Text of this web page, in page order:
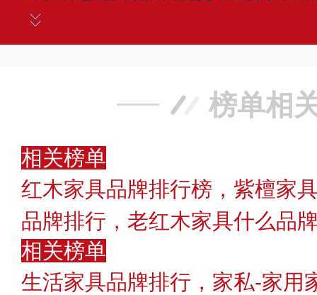
榜单相
相关榜单
红木家具品牌排行榜，紫檀家
品牌排行，老红木家具什么品
相关榜单
生活家具品牌排行，家私-家用